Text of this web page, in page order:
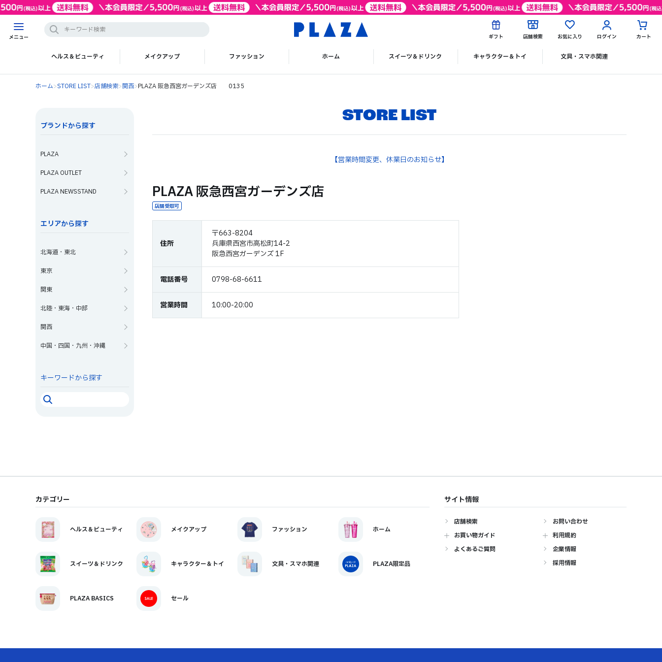
メニュー ギフト 店舗検索 お気に入り ログイン カート
ヘルス＆ビューティ メイクアップ ファッション ホーム スイーツ＆ドリンク キャラクター＆トイ 文具・スマホ関連
ホーム>STORE LIST>店舗検索>関西>PLAZA 阪急西宮ガーデンズ店 0135
ブランドから探す
PLAZA
PLAZA OUTLET
PLAZA NEWSSTAND
エリアから探す
北海道・東北
東京
関東
北陸・東海・中部
関西
中国・四国・九州・沖縄
キーワードから探す
STORE LIST
【営業時間変更、休業日のお知らせ】
PLAZA 阪急西宮ガーデンズ店
店舗受取可
住所
〒663-8204
兵庫県西宮市高松町14-2
阪急西宮ガーデンズ 1F
電話番号 0798-68-6611
営業時間 10:00-20:00
カテゴリー
ヘルス＆ビューティ メイクアップ ファッション ホーム
スイーツ＆ドリンク キャラクター＆トイ 文具・スマホ関連 PLAZA限定品
PLAZA BASICS セール
サイト情報
店舗検索
お買い物ガイド
よくあるご質問
お問い合わせ
利用規約
企業情報
採用情報